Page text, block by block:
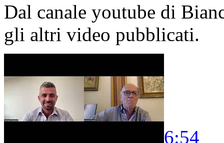
Dal canale youtube di
gli altri video pubblicati.
6:54